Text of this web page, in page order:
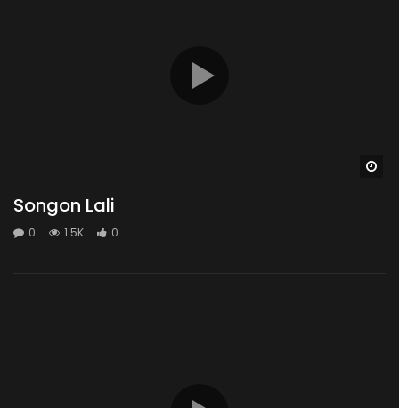
Songon Lali
0 1.5K 0